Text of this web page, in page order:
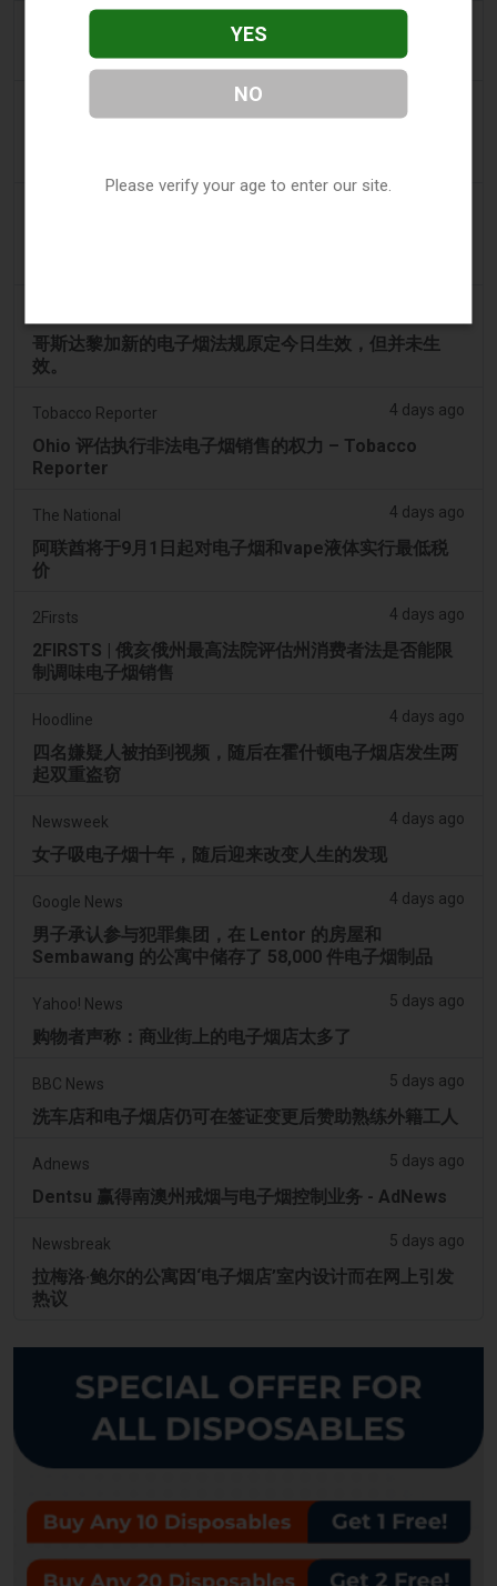
Scottish Grocer & Convenience Retailer
VB Distribution获准承担电子烟产品税
哥斯达黎加新的电子烟法规原定今日生效，但并未生
效。
Tobacco Reporter 4 days ago
Ohio 评估执行非法电子烟销售的权力 – Tobacco
Reporter
The National 4 days ago
阿联酋将于9月1日起对电子烟和vape液体实行最低税
价
2Firsts 4 days ago
2FIRSTS | 俄亥俄州最高法院评估州消费者法是否能限
制调味电子烟销售
Hoodline 4 days ago
四名嫌疑人被拍到视频，随后在霍什顿电子烟店发生两
起双重盗窃
Newsweek 4 days ago
女子吸电子烟十年，随后迎来改变人生的发现
Google News 4 days ago
男子承认参与犯罪集团，在 Lentor 的房屋和
Sembawang 的公寓中储存了 58,000 件电子烟制品
Yahoo! News 5 days ago
购物者声称：商业街上的电子烟店太多了
BBC News 5 days ago
洗车店和电子烟店仍可在签证变更后赞助熟练外籍工人
Adnews 5 days ago
Dentsu 赢得南澳州戒烟与电子烟控制业务 - AdNews
Newsbreak 5 days ago
拉梅洛·鲍尔的公寓因‘电子烟店’室内设计而在网上引发
热议
YES
NO
Please verify your age to enter our site.